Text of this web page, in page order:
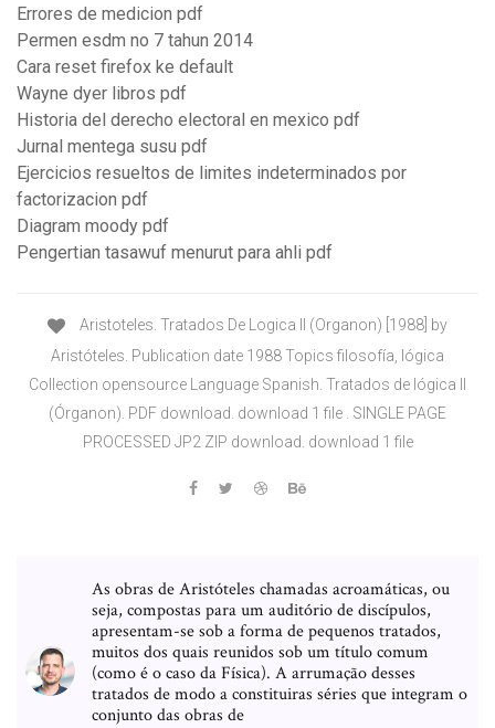
Errores de medicion pdf
Permen esdm no 7 tahun 2014
Cara reset firefox ke default
Wayne dyer libros pdf
Historia del derecho electoral en mexico pdf
Jurnal mentega susu pdf
Ejercicios resueltos de limites indeterminados por
factorizacion pdf
Diagram moody pdf
Pengertian tasawuf menurut para ahli pdf
Aristoteles. Tratados De Logica II (Organon) [1988] by
Aristóteles. Publication date 1988 Topics filosofía, lógica
Collection opensource Language Spanish. Tratados de lógica II
(Órganon). PDF download. download 1 file . SINGLE PAGE
PROCESSED JP2 ZIP download. download 1 file
As obras de Aristóteles chamadas acroamáticas, ou
seja, compostas para um auditório de discípulos,
apresentam-se sob a forma de pequenos tratados,
muitos dos quais reunidos sob um título comum
(como é o caso da Física). A arrumação desses
tratados de modo a constituiras séries que integram o
conjunto das obras de